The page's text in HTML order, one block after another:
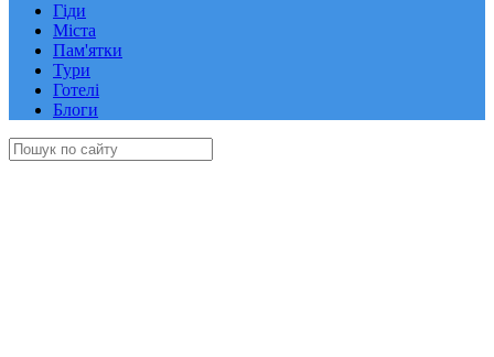
Гіди
Міста
Пам'ятки
Тури
Готелі
Блоги